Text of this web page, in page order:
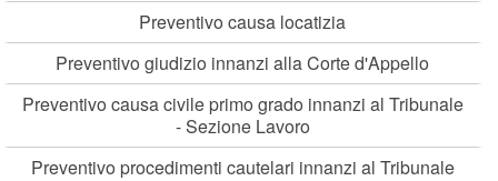
Preventivo causa locatizia
Preventivo giudizio innanzi alla Corte d'Appello
Preventivo causa civile primo grado innanzi al Tribunale
- Sezione Lavoro
Preventivo procedimenti cautelari innanzi al Tribunale